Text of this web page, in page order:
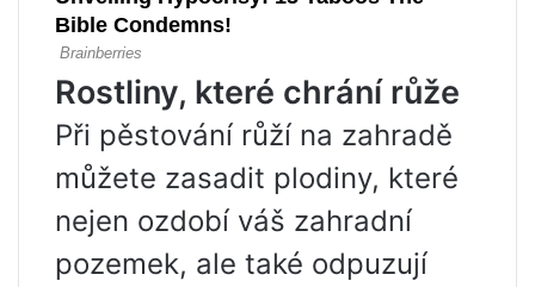
Rostliny, které chrání růže
Při pěstování růží na zahradě
můžete zasadit plodiny, které
nejen ozdobí váš zahradní
pozemek, ale také odpuzují